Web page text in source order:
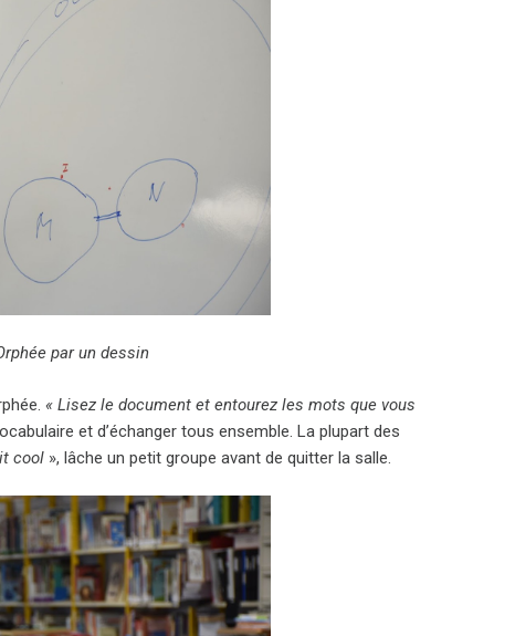
par un dessin
« Lisez le document et entourez les mots que vous
et d’échanger tous ensemble. La plupart des
cool », lâche un petit groupe avant de quitter la salle.